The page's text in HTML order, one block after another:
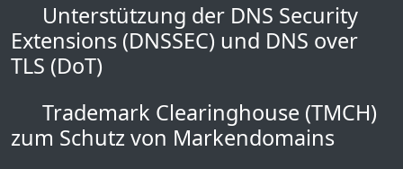
Unterstützung der DNS Security
Extensions (DNSSEC) und DNS over
TLS (DoT)
Trademark Clearinghouse (TMCH)
zum Schutz von Markendomains